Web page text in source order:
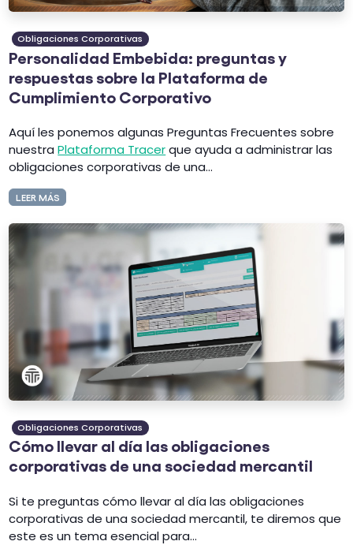
Obligaciones Corporativas
Personalidad Embebida: preguntas y
respuestas sobre la Plataforma de
Cumplimiento Corporativo
Aquí les ponemos algunas Preguntas Frecuentes sobre
nuestraPlataforma Tracerque ayuda a administrar las
obligaciones corporativas de una...
LEER MÁS
Obligaciones Corporativas
Cómo llevar al día las obligaciones
corporativas de una sociedad mercantil
Si te preguntas cómo llevar al día las obligaciones
corporativas de una sociedad mercantil, te diremos que
este es un tema esencial para...